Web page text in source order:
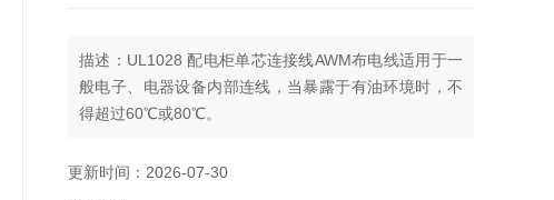
描述：UL1028 配电柜单芯连接线AWM布电线适用于一
般电子、电器设备内部连线，当暴露于有油环境时，不
得超过60℃或80℃。
更新时间：2026-07-30